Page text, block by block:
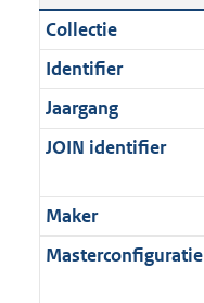
c
a
t
i
e
n
f
o
t
e
:
2
K
i
c
a
t
i
i
n
f
t
t
e
:
o
b
e
k
Collectie
Identifier
Jaargang
JOIN identifier
Maker
Masterconfiguratie